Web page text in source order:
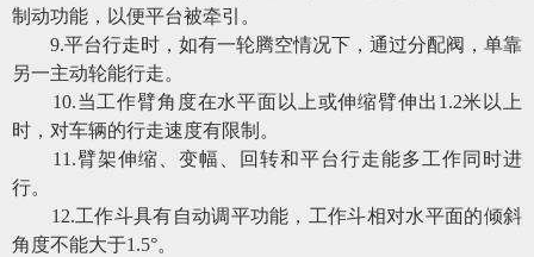
制动功能，以便平台被牵引。
9.平台行走时，如有一轮腾空情况下，通过分配阀，单靠
另一主动轮能行走。
10.当工作臂角度在水平面以上或伸缩臂伸出 1.2米以上
时，对车辆的行走速度有限制。
11.臂架伸缩、变幅、回转和平台行走能多工作同时进
行。
12.工作斗具有自动调平功能，工作斗相对水平面的倾斜
角度不能大于1.5°。